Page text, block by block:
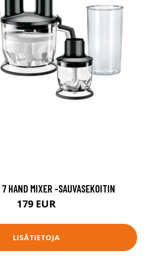
HAND MIXER -SAUVASEKOITIN
179 EUR
LISÄTIETOJA